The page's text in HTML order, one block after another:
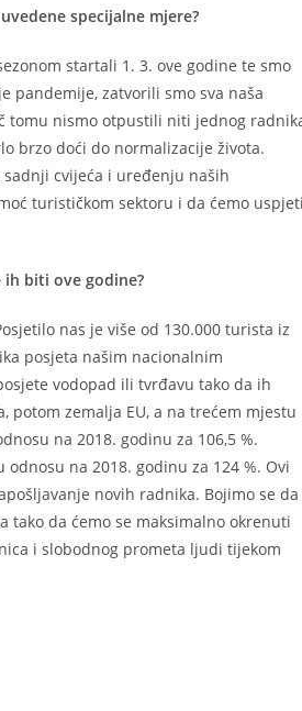
specijalne mjere?
startali 1. 3. ove godine te smo
pandemije, zatvorili smo sva naša
tomu nismo otpustili niti jednog
brzo doći do normalizacije života.
cvijeća i uređenju naših
turističkom sektoru i da ćemo uspjeti
biti ove godine?
nas je više od 130.000 turista iz
posjeta našim nacionalnim
vodopad ili tvrđavu tako da ih
zemalja EU, a na trećem mjestu
na 2018. godinu za 106,5 %.
na 2018. godinu za 124 %. Ovi
novih radnika. Bojimo se da
tako da ćemo se maksimalno okrenuti
i slobodnog prometa ljudi tijekom